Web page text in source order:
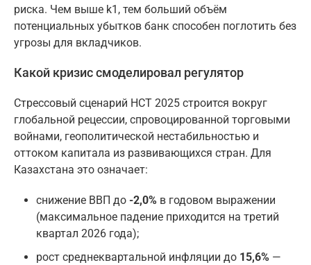
риска. Чем выше k1, тем больший объём
потенциальных убытков банк способен поглотить без
угрозы для вкладчиков.
Какой кризис смоделировал регулятор
Стрессовый сценарий НСТ 2025 строится вокруг
глобальной рецессии, спровоцированной торговыми
войнами, геополитической нестабильностью и
оттоком капитала из развивающихся стран. Для
Казахстана это означает:
снижение ВВП до -2,0% в годовом выражении
(максимальное падение приходится на третий
квартал 2026 года);
рост среднеквартальной инфляции до 15,6% —